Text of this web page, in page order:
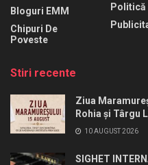
Bloguri EMM
Chipuri De
Poveste
Politică
Stiri recente
Ziua
Rohia și Târgu
10 AUGUST 2026
SIGHET